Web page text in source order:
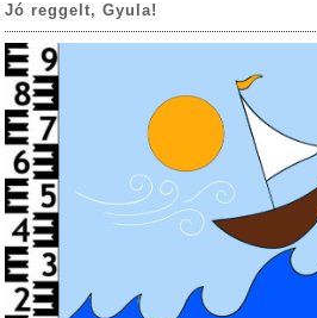
Jó reggelt, Gyula!